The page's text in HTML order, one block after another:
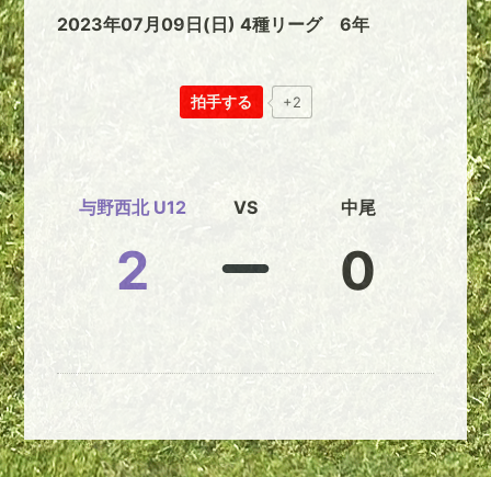
2023年07月09日(日) 4種リーグ 6年
拍手する +2
与野西北 U12
2
VS 中尾
0